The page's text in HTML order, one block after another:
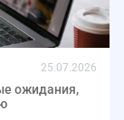
25.07.2026
ожидания,